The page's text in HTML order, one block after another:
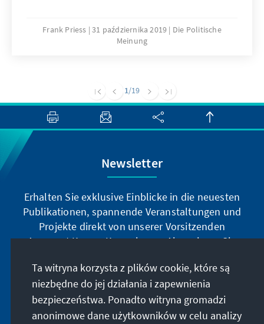
Frank Priess 31 października 2019
Die Politische
Meinung
1/19
Newsletter
Erhalten Sie exklusive Einblicke in die neuesten
Publikationen, spannende Veranstaltungen und
Projekte direkt von unserer Vorsitzenden
Annegret Kramp-Karrenbauer. Abonnieren Sie
auf dem Laufenden.
Jetzt abonnieren
Ta witryna korzysta z plików cookie, które są
niezbędne do jej działania i zapewnienia
bezpieczeństwa. Ponadto witryna gromadzi
anonimowe dane użytkowników w celu analizy